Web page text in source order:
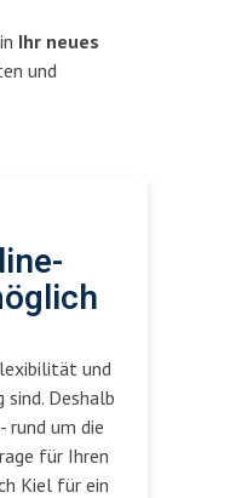
Ihr neues
und
und
Deshalb
rund um die
für Ihren
Kiel für ein